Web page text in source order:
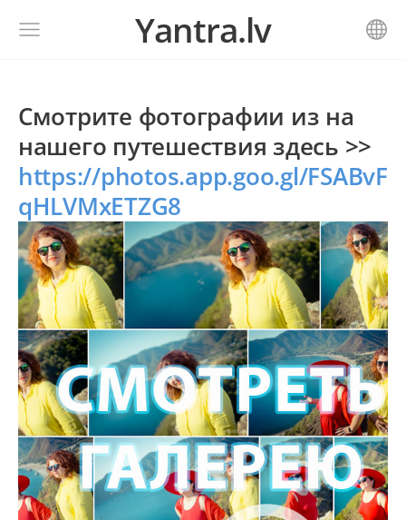
Yantra.lv
Смотрите фотографии из на
нашего путешествия здесь >>
https://photos.app.goo.gl/FSABvF
qHLVMxETZG8